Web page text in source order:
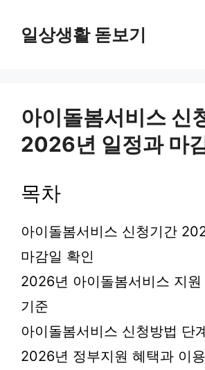
일상생활 돋보기
아이돌봄서비스 신
2026년 일정과 마
목차
아이돌봄서비스 신청기간
마감일 확인
2026년 아이돌봄서비스 지
기준
아이돌봄서비스 신청방법 단
2026년 정부지원 혜택과 이